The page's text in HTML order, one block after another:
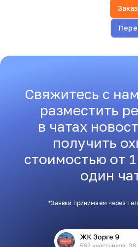
Свяжитесь с
разместить
в чатах
получить
стоимостью от
один
*Заявки принимаем через